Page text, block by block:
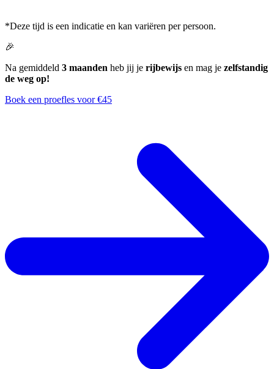
*Deze tijd is een indicatie en kan variëren per persoon.
🎉
Na gemiddeld 3 maanden heb jij je rijbewijs en mag je zelfstandig
de weg op!
Boek een proefles voor €45